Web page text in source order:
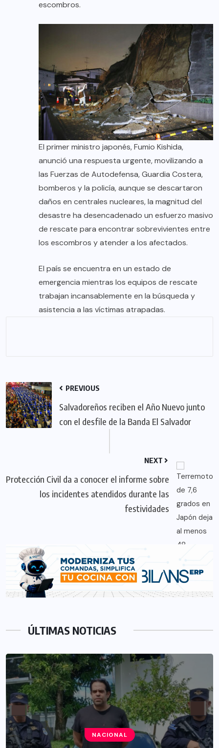
escombros.
El primer ministro japonés, Fumio Kishida,
anunció una respuesta urgente, movilizando a
las Fuerzas de Autodefensa, Guardia Costera,
bomberos y la policía, aunque se descartaron
daños en centrales nucleares, la magnitud del
desastre ha desencadenado un esfuerzo masivo
de rescate para encontrar sobrevivientes entre
los escombros y atender a los afectados.
El país se encuentra en un estado de
emergencia mientras los equipos de rescate
trabajan incansablemente en la búsqueda y
asistencia a las víctimas atrapadas.
PREVIOUS
Salvadoreños reciben el Año Nuevo junto
con el desfile de la Banda El Salvador
NEXT
Protección Civil da a conocer el informe sobre
los incidentes atendidos durante las
festividades
ÚLTIMAS NOTICIAS
NACIONAL